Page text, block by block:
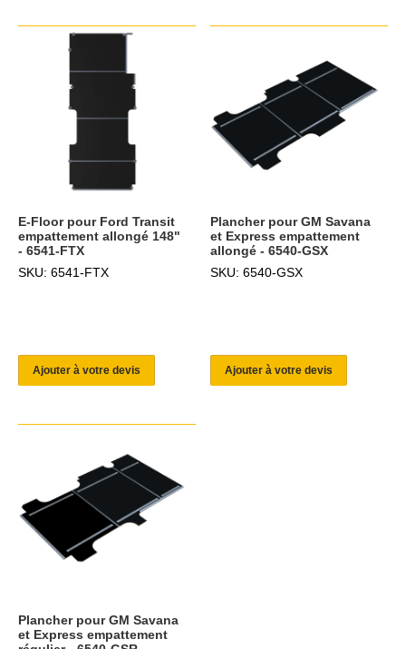
E-Floor pour Ford Transit
empattement allongé 148"
- 6541-FTX
SKU: 6541-FTX
Ajouter à votre devis
Plancher pour GM Savana
et Express empattement
allongé - 6540-GSX
SKU: 6540-GSX
Ajouter à votre devis
Plancher pour GM Savana
et Express empattement